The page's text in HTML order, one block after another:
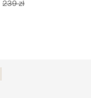
239 zł